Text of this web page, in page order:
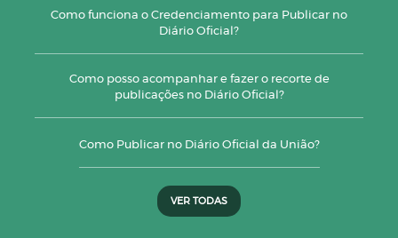
Como funciona o Credenciamento para Publicar no
Diário Oficial?
Como posso acompanhar e fazer o recorte de
publicações no Diário Oficial?
Como Publicar no Diário Oficial da União?
VER TODAS